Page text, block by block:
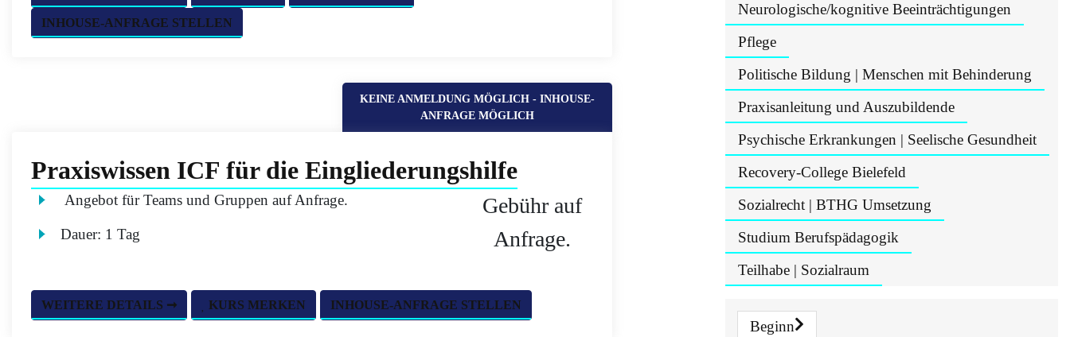
INHOUSE-ANFRAGE STELLEN
KEINE ANMELDUNG MÖGLICH - INHOUSE-
ANFRAGE MÖGLICH
Praxiswissen ICF für die Eingliederungshilfe
Angebot für Teams und Gruppen auf Anfrage.
Dauer: 1 Tag
Gebühr auf
Anfrage.
WEITERE DETAILS ➞ KURS MERKEN INHOUSE-ANFRAGE STELLEN
Neurologische/kognitive Beeinträchtigungen
Pflege
Politische Bildung | Menschen mit Behinderung
Praxisanleitung und Auszubildende
Psychische Erkrankungen | Seelische Gesundheit
Recovery-College Bielefeld
Sozialrecht | BTHG Umsetzung
Studium Berufspädagogik
Teilhabe | Sozialraum
Beginn